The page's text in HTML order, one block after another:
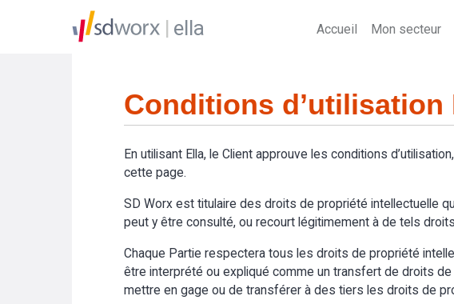
ella Accueil Mon secteur
Conditions d’utilisation
En utilisant Ella, le Client approuve les conditions
cette page.
SD Worx est titulaire des droits de propriété intellectuelle
peut y être consulté, ou recourt légitimement à de tels
Chaque Partie respectera tous les droits de propriété
être interprété ou expliqué comme un transfert de droits de
mettre en gage ou de transférer à des tiers les droits de